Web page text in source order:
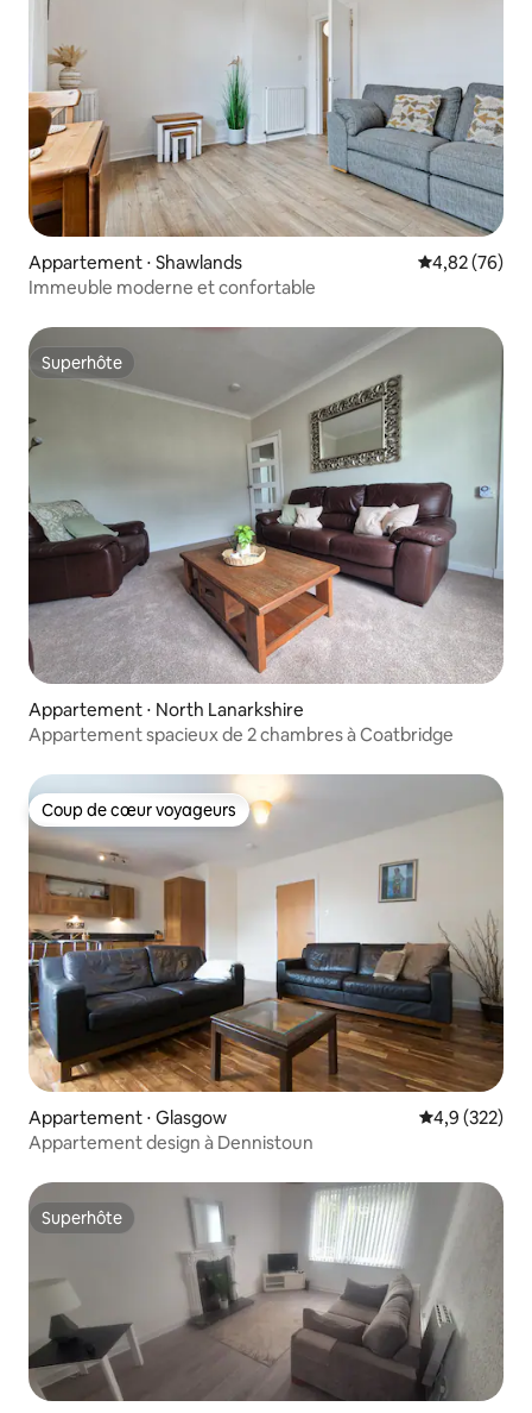
Appartement ⋅ Shawlands Évaluation
4,82 (76)
Immeuble moderne et confortable
Superhôte
Superhôte
Appartement ⋅ North Lanarkshire
Appartement spacieux de 2 chambres à Coatbridge
Coup de cœur voyageurs
Coup de cœur voyageurs
Appartement ⋅ Glasgow Évaluation
4,9 (322)
Appartement design à Dennistoun
Superhôte
Superhôte